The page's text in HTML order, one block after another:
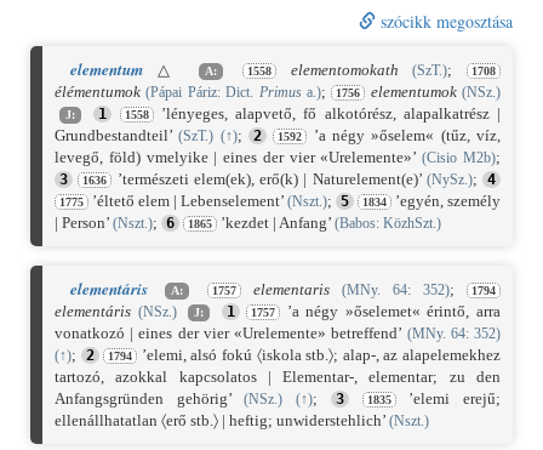
szócikk megosztása
elementum △ A: 1558 elementomokath (SzT.); 1708
élémentumok (Pápai Páriz: Dict. Primusa.); 1756 elementumok (NSz.)
J: 1 1558 ’lényeges, alapvető, fő alkotórész, alapalkatrész |
Grundbestandteil’(SzT.) (↑); 2 1592
’a négy »őselem« (tűz, víz,
levegő, föld) vmelyike | eines der vier «Urelemente»’(Cisio M2b);
3 1636 ’természeti elem(ek), erő(k) | Naturelement(e)’ (NySz.); 4
1775 ’éltető elem | Lebenselement’ (Nszt.); 5 1834
’egyén, személy
| Person’ (Nszt.); 6 1865 ’kezdet | Anfang’ (Babos: KözhSzt.)
elementáris A: 1757 elementaris (MNy. 64: 352); 1794
elementáris (NSz.) J: 1 1757
’a négy »őselemet« érintő, arra
vonatkozó | eines der vier «Urelemente» betreffend’ (MNy. 64: 352)
(↑); 2 1794
’elemi, alsó fokú 〈iskola stb.〉; alap-, az alapelemekhez
tartozó, azokkal kapcsolatos | Elementar-, elementar; zu den
Anfangsgründen gehörig’(NSz.) (↑); 3 1835 ’elemi erejű;
ellenállhatatlan 〈erő stb.〉 | heftig; unwiderstehlich’ (Nszt.)